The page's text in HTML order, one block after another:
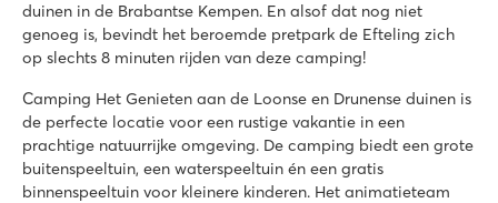
duinen in de Brabantse Kempen. En alsof dat nog niet
genoeg is, bevindt het beroemde pretpark de Efteling zich
op slechts 8 minuten rijden van deze camping!
Camping Het Genieten aan de Loonse en Drunense duinen is
de perfecte locatie voor een rustige vakantie in een
prachtige natuurrijke omgeving. De camping biedt een grote
buitenspeeltuin, een waterspeeltuin én een gratis
binnenspeeltuin voor kleinere kinderen. Het animatieteam